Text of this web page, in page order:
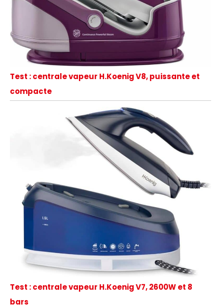
Test : centrale vapeur H.Koenig V8, puissante et
compacte
Test : centrale vapeur H.Koenig V7, 2600W et 8
bars